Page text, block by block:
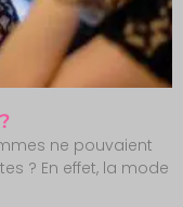
ne pouvaient
? En effet, la mode